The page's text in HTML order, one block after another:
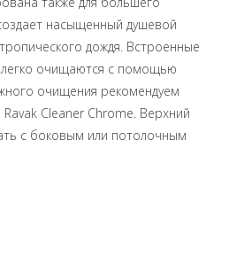
насыщенный душевой
дождя. Встроенные
легко очищаются с помощью
очищения рекомендуем
Cleaner Chrome. Верхний
с боковым или потолочным